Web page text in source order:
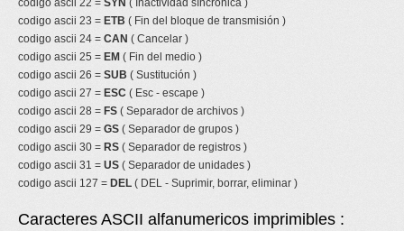
codigo ascii 22 = SYN ( Inactividad síncronica )
codigo ascii 23 = ETB ( Fin del bloque de transmisión )
codigo ascii 24 = CAN ( Cancelar )
codigo ascii 25 = EM ( Fin del medio )
codigo ascii 26 = SUB ( Sustitución )
codigo ascii 27 = ESC ( Esc - escape )
codigo ascii 28 = FS ( Separador de archivos )
codigo ascii 29 = GS ( Separador de grupos )
codigo ascii 30 = RS ( Separador de registros )
codigo ascii 31 = US ( Separador de unidades )
codigo ascii 127 = DEL ( DEL - Suprimir, borrar, eliminar )
Caracteres ASCII alfanumericos imprimibles :